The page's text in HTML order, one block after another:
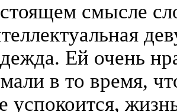
смысле
Ей очень
в то время,
успокоится,